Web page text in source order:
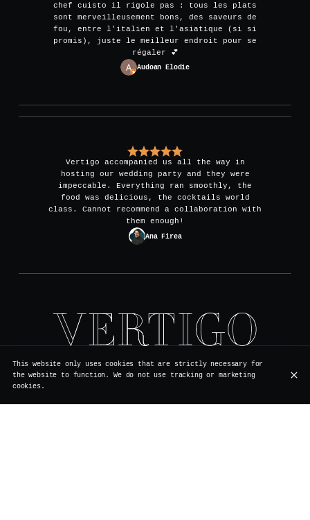
chef cuisto il rigole pas : tous les plats
sont merveilleusement bons, des saveurs de
fou, entre l'italien et l'asiatique (si si
promis), juste le meilleur endroit pour se
régaler 💕
Audoan Elodie
Vertigo accompanied us all the way in
hosting our wedding party and they were
impeccable. Everything ran smoothly, the
food was delicious, the cocktails world
class. Cannot recommend a collaboration with
them enough!
Ana Firea
+32 2 511 95 17
This website only uses cookies that are strictly necessary for
the website to function. We do not use tracking or marketing
cookies.